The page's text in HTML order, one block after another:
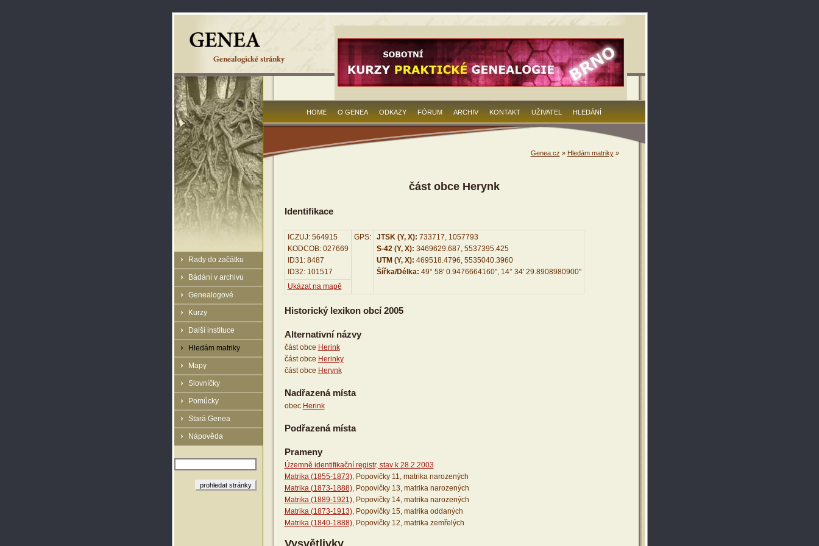
Rady do začátku
Bádání v archivu
Genealogové
Kurzy
Další instituce
Hledám matriky
Mapy
Slovníčky
Pomůcky
Stará Genea
Nápověda
HOME O GENEA ODKAZY FÓRUM ARCHIV KONTAKT UŽIVATEL HLEDÁNÍ
Genea.cz » Hledám matriky»
část obce Herynk
Identifikace
ICZUJ: 564915
KODCOB: 027669
ID31: 8487
ID32: 101517
GPS: JTSK (Y, X): 733717, 1057793
S-42 (Y, X): 3469629.687, 5537395.425
UTM (Y, X): 469518.4796, 5535040.3960
Šířka/Délka: 49° 58' 0.9476664160", 14° 34' 29.8908980900"
Ukázat na mapě
Historický lexikon obcí 2005
Alternativní názvy
část obce Herink
část obce Herinky
část obce Herynk
Nadřazená místa
obec Herink
Podřazená místa
Prameny
Územně identifikační registr, stav k 28.2.2003
Matrika (1855-1873), Popovičky 11, matrika narozených
Matrika (1873-1888), Popovičky 13, matrika narozených
Matrika (1889-1921), Popovičky 14, matrika narozených
Matrika (1873-1913), Popovičky 15, matrika oddaných
Matrika (1840-1888), Popovičky 12, matrika zemřelých